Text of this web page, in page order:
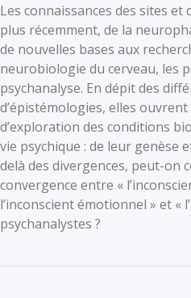
Les connaissances des sites et
plus récemment, de la
de nouvelles bases aux
neurobiologie du cerveau, les
psychanalyse. En dépit des
d’épistémologies, elles
d’exploration des conditions
vie psychique : de leur genèse
delà des divergences, peut-on
convergence entre «
l’inconscient émotionnel » et «
psychanalystes ?